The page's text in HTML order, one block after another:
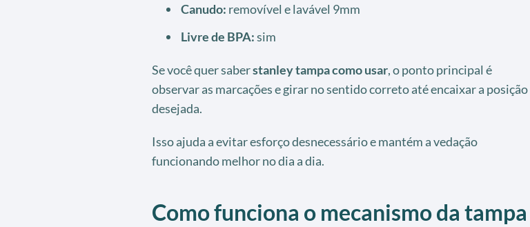
Canudo: removível e lavável 9mm
Livre de BPA:sim
Se você quer saberstanley tampa como usar, o ponto principal é
observar as marcações e girar no sentido correto até encaixar a posição
desejada.
Isso ajuda a evitar esforço desnecessário e mantém a vedação
funcionando melhor no dia a dia.
Como funciona o mecanismo da tampa